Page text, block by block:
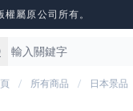
屬原公司所有。
所有商品 日本景品